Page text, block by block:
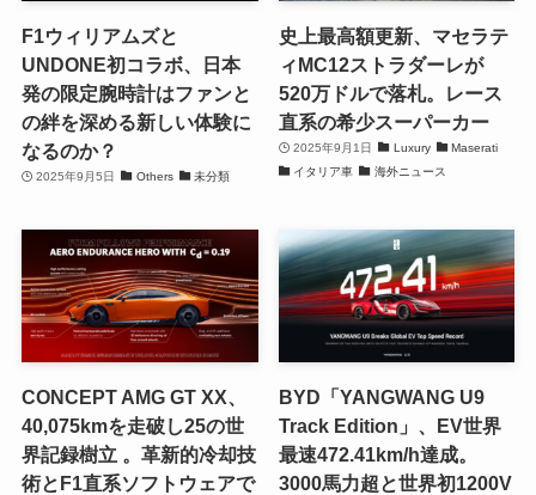
F1ウィリアムズと
UNDONE初コラボ、日本
発の限定腕時計はファンと
の絆を深める新しい体験に
なるのか？
2025年9月5日 Others 未分類
史上最高額更新、マセラテ
ィMC12ストラダーレが
520万ドルで落札。レース
直系の希少スーパーカー
2025年9月1日 Luxury
Maserati
イタリア車
海外ニュース
CONCEPT AMG GT XX、
40,075kmを走破し25の世
界記録樹立 。革新的冷却技
術とF1直系ソフトウェアで
BYD「YANGWANG U9
Track Edition」、EV世界
最速472.41km/h達成。
3000馬力超と世界初1200V